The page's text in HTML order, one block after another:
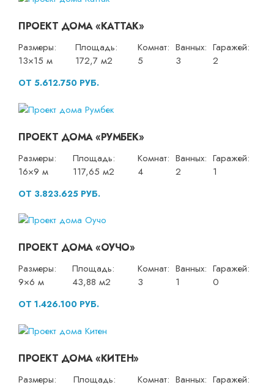
ПРОЕКТ ДОМА «КАТТАК»
Размеры:
13×15 м
Площадь:
172,7 м2
Комнат:
5
Ванных:
3
Гаражей:
2
ОТ 5.612.750 РУБ.
ПРОЕКТ ДОМА «РУМБЕК»
Размеры:
16×9 м
Площадь:
117,65 м2
Комнат:
4
Ванных:
2
Гаражей:
1
ОТ 3.823.625 РУБ.
ПРОЕКТ ДОМА «ОУЧО»
Размеры:
9×6 м
Площадь:
43,88 м2
Комнат:
3
Ванных:
1
Гаражей:
0
ОТ 1.426.100 РУБ.
ПРОЕКТ ДОМА «КИТЕН»
Размеры:
Площадь:
Комнат: Ванных: Гаражей: